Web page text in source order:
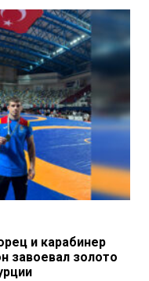
и карабинер
завоевал золото